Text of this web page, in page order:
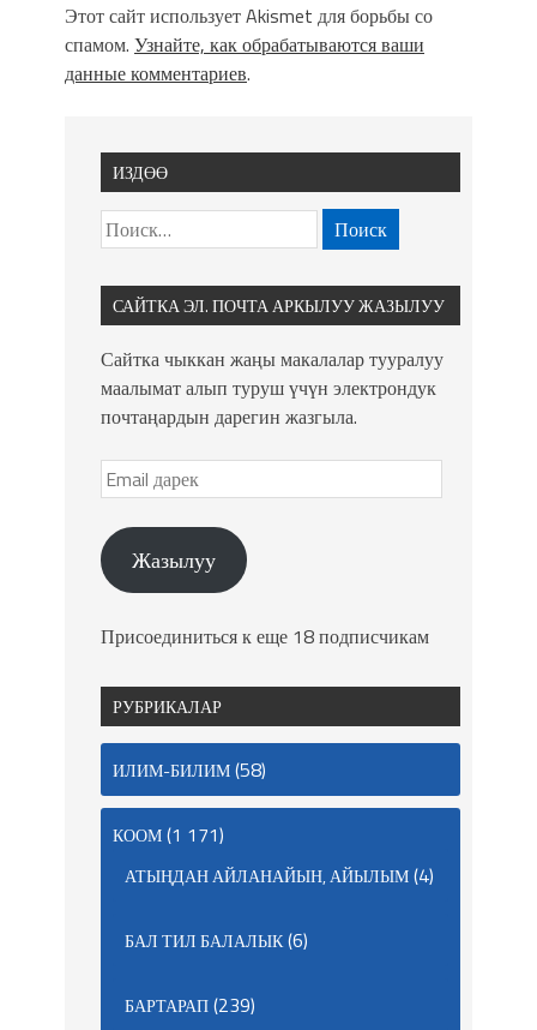
Этот сайт использует Akismet для борьбы со
спамом. Узнайте, как обрабатываются ваши
данные комментариев.
ИЗДӨӨ
САЙТКА ЭЛ. ПОЧТА АРКЫЛУУ ЖАЗЫЛУУ
Сайтка чыккан жаңы макалалар тууралуу
маалымат алып туруш үчүн электрондук
почтаңардын дарегин жазгыла.
Жазылуу
Присоединиться к еще 18 подписчикам
РУБРИКАЛАР
ИЛИМ-БИЛИМ(58)
КООМ(1 171)
АТЫҢДАН АЙЛАНАЙЫН, АЙЫЛЫМ(4)
БАЛ ТИЛ БАЛАЛЫК(6)
БАРТАРАП(239)